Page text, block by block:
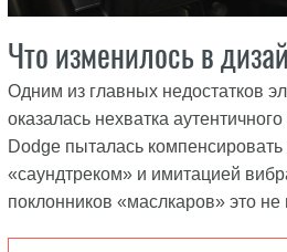
Что изменилось в
Одним из главных недостатков
оказалась нехватка
Dodge пыталась
«саундтреком» и имитацией
поклонников «маслкаров» это не